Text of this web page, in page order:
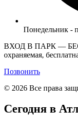
Понедельник -
ВХОД В ПАРК —
охраняемая,
Позвонить
© 2026 Все права
Сегодня в